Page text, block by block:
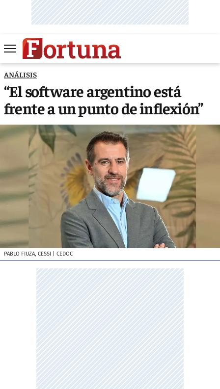
ANÁLISIS
“El software argentino está
frente a un punto de inflexión”
PABLO FIUZA, CESSI | CEDOC